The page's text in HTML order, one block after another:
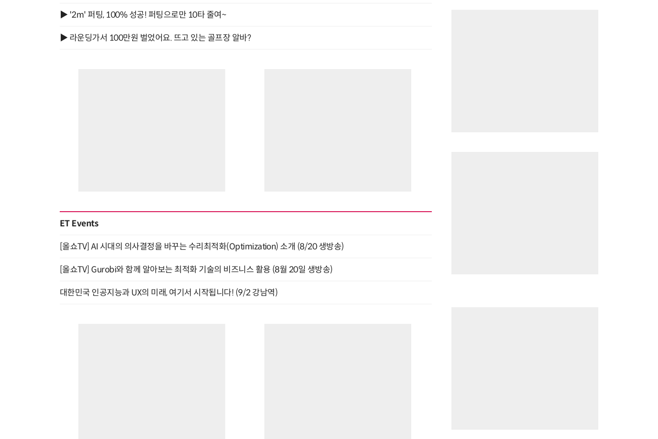
▶ '2m' 퍼팅, 100% 성공! 퍼팅으로만 10타 줄여~
▶ 라운딩가서 100만원 벌었어요. 뜨고 있는 골프장 알바?
ET Events
[올쇼TV] AI 시대의 의사결정을 바꾸는 수리최적화(Optimization) 소개 (8/20 생방송)
[올쇼TV] Gurobi와 함께 알아보는 최적화 기술의 비즈니스 활용 (8월 20일 생방송)
대한민국 인공지능과 UX의 미래, 여기서 시작됩니다! (9/2 강남역)